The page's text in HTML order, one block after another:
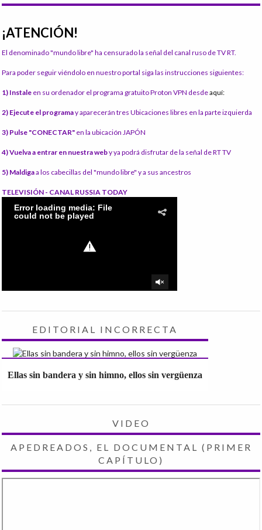
¡ATENCIÓN!
El denominado "mundo libre" ha censurado la señal del canal ruso de TV RT.
Para poder seguir viéndolo en nuestro portal siga las instrucciones siguientes:
1) Instale en su ordenador el programa gratuito Proton VPN desdeaquí:
2) Ejecute el programay aparecerán tres Ubicaciones libres en la parte izquierda
3) Pulse "CONECTAR" en la ubicación JAPÓN
4) Vuelva a entrar en nuestra weby ya podrá disfrutar de la señal de RT TV
5) Maldigaa los cabecillas del "mundo libre" y a sus ancestros
TELEVISIÓN - CANAL RUSSIA TODAY
EDITORIAL INCORRECTA
Ellas sin bandera y sin himno, ellos sin vergüenza
VIDEO
APEDREADOS, EL DOCUMENTAL (PRIMER
CAPÍTULO)